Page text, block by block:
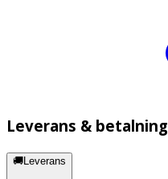
Leverans & betalning
🚚Leverans